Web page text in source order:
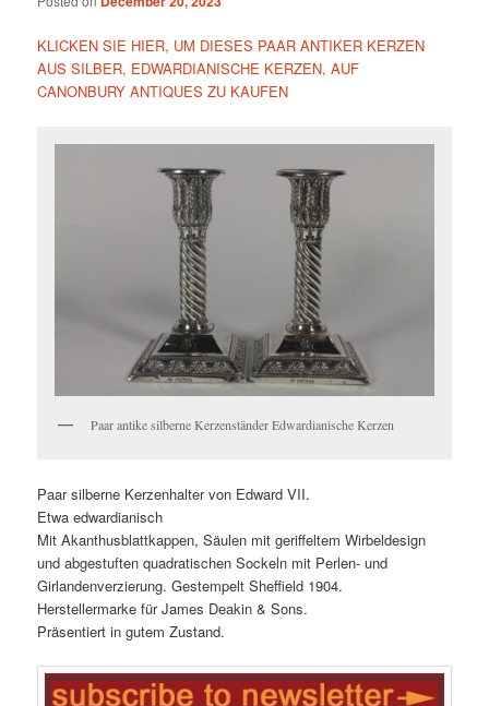
KLICKEN SIE HIER, UM DIESES PAAR ANTIKER KERZEN
AUS SILBER, EDWARDIANISCHE KERZEN, AUF
CANONBURY ANTIQUES ZU KAUFEN
Paar antike silberne Kerzenständer Edwardianische Kerzen
Paar silberne Kerzenhalter von Edward VII.
Etwa edwardianisch
Mit Akanthusblattkappen, Säulen mit geriffeltem Wirbeldesign
und abgestuften quadratischen Sockeln mit Perlen- und
Girlandenverzierung. Gestempelt Sheffield 1904.
Herstellermarke für James Deakin & Sons.
Präsentiert in gutem Zustand.